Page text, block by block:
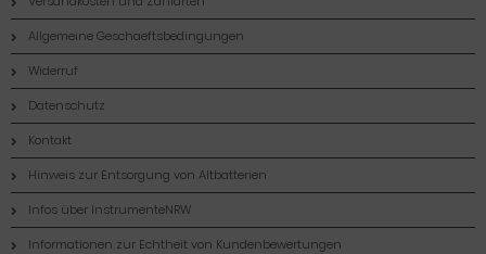
Allgemeine Geschaeftsbedingungen
Widerruf
Datenschutz
Kontakt
Hinweis zur Entsorgung von Altbatterien
Infos über InstrumenteNRW
Informationen zur Echtheit von Kundenbewertungen